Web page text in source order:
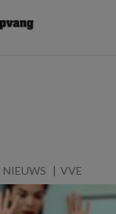
NIEUWS VVE